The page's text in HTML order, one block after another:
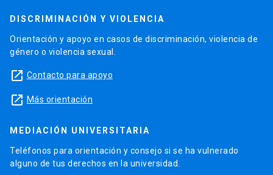
DISCRIMINACIÓN Y VIOLENCIA
Orientación y apoyo en casos de discriminación, violencia de
género o violencia sexual.
launch Contacto para apoyo
launch Más orientación
MEDIACIÓN UNIVERSITARIA
Teléfonos para orientación y consejo si se ha vulnerado
alguno de tus derechos en la universidad.